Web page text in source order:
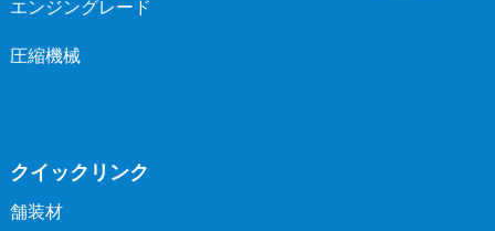
エンジングレード
圧縮機械
クイックリンク
舗装材